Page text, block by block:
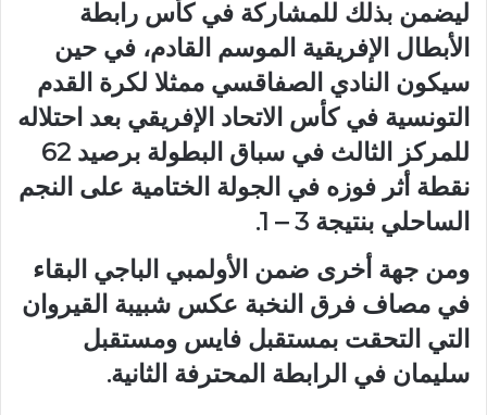
ليضمن بذلك للمشاركة في كأس رابطة
الأبطال الإفريقية الموسم القادم، في حين
سيكون النادي الصفاقسي ممثلا لكرة القدم
التونسية في كأس الاتحاد الإفريقي بعد احتلاله
للمركز الثالث في سباق البطولة برصيد 62
نقطة أثر فوزه في الجولة الختامية على النجم
الساحلي بنتيجة 3 – 1.
ومن جهة أخرى ضمن الأولمبي الباجي البقاء
في مصاف فرق النخبة عكس شبيبة القيروان
التي التحقت بمستقبل فايس ومستقبل
سليمان في الرابطة المحترفة الثانية.